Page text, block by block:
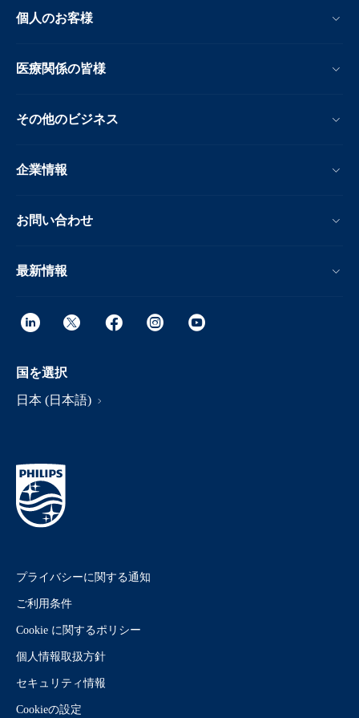
個人のお客様
医療関係の皆様
その他のビジネス
企業情報
お問い合わせ
最新情報
国を選択
日本 (日本語)
プライバシーに関する通知
ご利用条件
Cookie に関するポリシー
個人情報取扱方針
セキュリティ情報
Cookieの設定